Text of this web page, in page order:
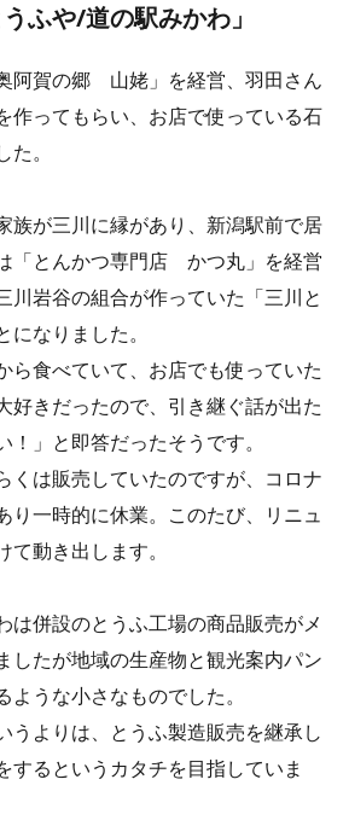
うふや/道の駅みかわ」
阿賀の郷 山姥」を経営、羽田さん
作ってもらい、お店で使っている石
。
族が三川に縁があり、新潟駅前で居
「とんかつ専門店 かつ丸」を経営
川岩谷の組合が作っていた「三川と
なりました。
ら食べていて、お店でも使っていた
好きだったので、引き継ぐ話が出た
！」と即答だったそうです。
くは販売していたのですが、コロナ
り一時的に休業。このたび、リニュ
動き出します。
は併設のとうふ工場の商品販売がメ
したが地域の生産物と観光案内パン
うな小さなものでした。
うよりは、とうふ製造販売を継承し
するというカタチを目指していま